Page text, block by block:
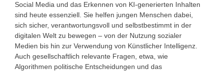
Social Media und das Erkennen von KI-generierten Inhalten
sind heute essenziell. Sie helfen jungen Menschen dabei,
sich sicher, verantwortungsvoll und selbstbestimmt in der
digitalen Welt zu bewegen – von der Nutzung sozialer
Medien bis hin zur Verwendung von Künstlicher Intelligenz.
Auch gesellschaftlich relevante Fragen, etwa, wie
Algorithmen politische Entscheidungen und das